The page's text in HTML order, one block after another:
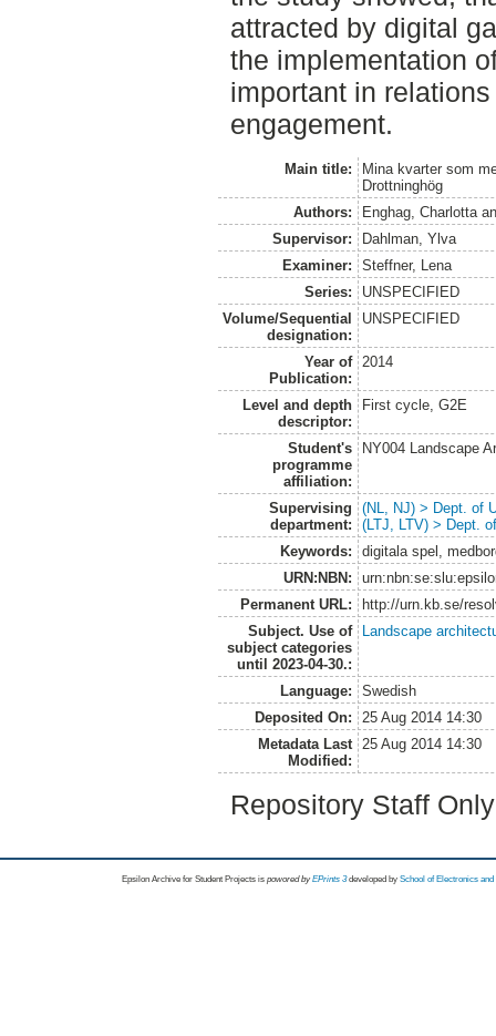
attracted by digital
the implementation
important in
engagement.
Main title:
Mina kvarter som
Drottninghög
Authors:
Enghag, Charlotta
Supervisor:
Dahlman, Ylva
Examiner:
Steffner, Lena
Series:
UNSPECIFIED
Volume/Sequential
designation:
UNSPECIFIED
Year of
Publication:
2014
Level and depth
descriptor:
First cycle, G2E
Student's
programme
affiliation:
NY004 Landscape
Supervising
department:
(NL, NJ) > Dept. of
(LTJ, LTV) > Dept.
Keywords:
digitala spel,
URN:NBN:
Permanent URL:
http://urn.kb.se/
Subject. Use of
subject categories
until 2023-04-30.:
Landscape
Language:
Swedish
Deposited On:
25 Aug 2014 14:30
Metadata Last
Modified:
25 Aug 2014 14:30
Repository Staff
Epsilon Archive for Student Projects is powored byEPrints 3 developed by School of Electronics